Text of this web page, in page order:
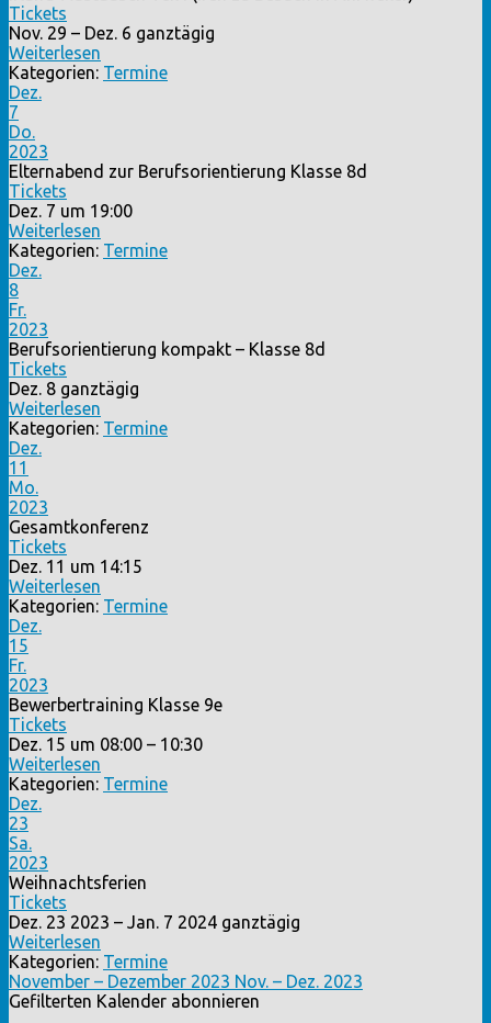
Tickets
Nov. 29 – Dez. 6 ganztägig
Weiterlesen
Kategorien: Termine
Dez.
7
Do.
2023
Elternabend zur Berufsorientierung Klasse 8d
Tickets
Dez. 7 um 19:00
Weiterlesen
Kategorien: Termine
Dez.
8
Fr.
2023
Berufsorientierung kompakt – Klasse 8d
Tickets
Dez. 8 ganztägig
Weiterlesen
Kategorien: Termine
Dez.
11
Mo.
2023
Gesamtkonferenz
Tickets
Dez. 11 um 14:15
Weiterlesen
Kategorien: Termine
Dez.
15
Fr.
2023
Bewerbertraining Klasse 9e
Tickets
Dez. 15 um 08:00 – 10:30
Weiterlesen
Kategorien: Termine
Dez.
23
Sa.
2023
Weihnachtsferien
Tickets
Dez. 23 2023 – Jan. 7 2024 ganztägig
Weiterlesen
Kategorien: Termine
November – Dezember 2023 Nov. – Dez. 2023
Gefilterten Kalender abonnieren